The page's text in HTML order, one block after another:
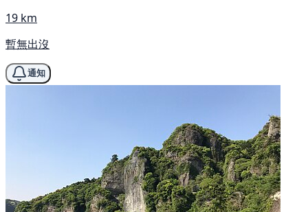
19 km
暫無出沒
通知